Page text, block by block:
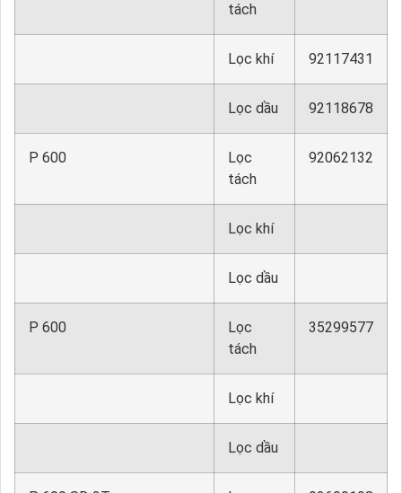
tách
Lọc khí 92117431
Lọc dầu 92118678
P 600
Lọc
tách
92062132
Lọc khí
Lọc dầu
P 600
Lọc
tách
35299577
Lọc khí
Lọc dầu